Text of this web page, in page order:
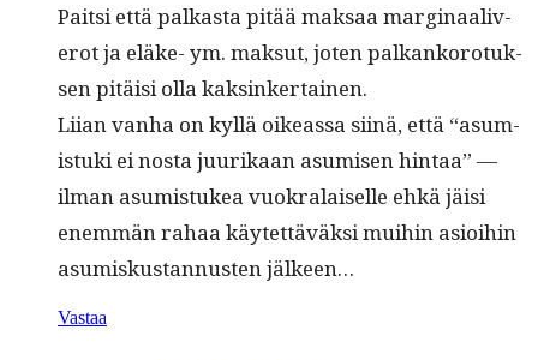
Pait­si että palka­s­ta pitää mak­saa mar­gin­aaliv­
erot ja eläke- ym. mak­sut, joten palkanko­ro­tuk­
sen pitäisi olla kaksinkertainen.
Liian van­ha on kyl­lä oike­as­sa siinä, että “asum­
is­tu­ki ei nos­ta juurikaan asumisen hin­taa” —
ilman asum­is­tukea vuokralaiselle ehkä jäisi
enem­män rahaa käytet­täväk­si mui­hin asioi­hin
asumiskus­tan­nusten jälkeen…
Vastaa